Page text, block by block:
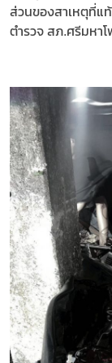
ส่วนของสาเหตุที่แ
ตำรวจ สภ.ศรีมหาโ